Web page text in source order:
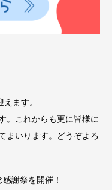
ます。
。これからも更に皆様に
まいります。どうぞよろ
謝祭を開催！